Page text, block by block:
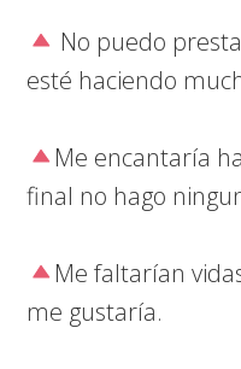
No puedo
esté haciendo
Me encantaría
final no hago
Me faltarían
me gustaría.